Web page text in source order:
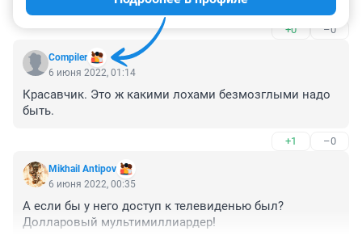
+0 –0
Compiler
6 июня 2022, 01:14
Красавчик. Это ж какими лохами безмозглыми надо
быть.
+1 –0
Mikhail Antipov
6 июня 2022, 00:35
А если бы у него доступ к телевиденью был?
Долларовый мультимиллиардер!